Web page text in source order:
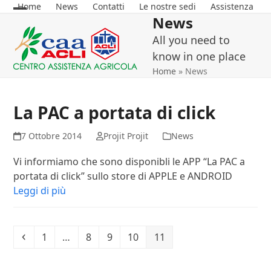
Skip
content
Home News Contatti Le nostre sedi Assistenza
Open
mobile
menu
Close
mobile
menu
News
All you need to
know in one place
Home » News
La PAC a portata di click
7 Ottobre 2014 Projit Projit News
Vi informiamo che sono disponibli le APP “La PAC a
portata di click” sullo store di APPLE e ANDROID
Leggi di più
Precedente
Pagina
1 … Pagina
8 Pagina
9 Pagina
10 Pagina
11